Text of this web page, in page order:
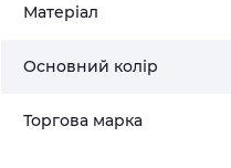
Матеріал
Основний колір
Торгова марка